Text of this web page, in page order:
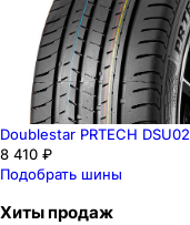
Doublestar PRTECH DSU02
8 410 ₽
Подобрать шины
Хиты продаж